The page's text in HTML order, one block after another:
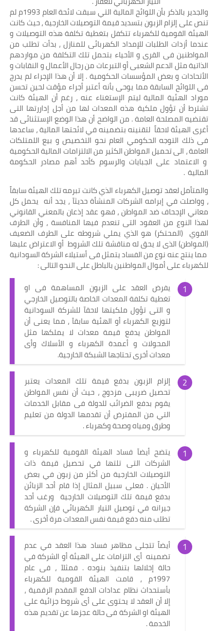
والجدير بالذكر بأن اللوائح المالية التي سبقت لائحة العام 1993م لم
تنص على إلزام الزبون بتسديد قيمة التوصيلات الخارجية ، حيث كانت
الهيئة القومية للكهرباء تتكفل بتغطية تكلفة هذه التوصيلات و
عندما أزدات الطلبات للإمداد الكهربائى للمنازل ، بدأت تطلب من
المواطنين فى القرى و الأحياء بتحمل تلك التكلفة من مواردهم
الذاتية مثل الدعم الشعبى أو التبرعات من رجال الأعمال و النقابات و
الأتحادات و بعض المؤسسات الحكومية . إلا أن هذا الإجراء لم يدرج
فى اللوائح السابقة مما يوحى بأنه أعتبر أجراء مؤقت لحين تحسن
موراد الهئية المالية ليتم الإستغناء عنه ، رغم أن الهيئة كانت
تشترط أن تؤول ملكية هذه المعدات لها من أجل إداررتها التى
تقتضيه المصلحة العامة . من الواضح أن هذا الوضع الإستثنائى قد
أغرى الهيئة لاحقاً لتقنينه بتضمينه في لائحتها المالية ، ساعدها
فى ذلك التوجه الحكومي العام نحو التخصيص و بيع اللمتلكات
العامة ، الى تحميل المواطن الكثير من الالتزامات المالية الحكومية
و الاعتماد على الجبايات والرسوم كأحد أهم مصادر الحكومة
المالية .
والمتأمل لعقد توصيل الكهرباء الذي كانت تبرمه تلك الهيئة سابقاً
، وواصلت في إبرامه الشركات المنشأة حديثآ ، يجد أنه يحمل كل
معاني الإجحاف ضد المواطن ، فهو عقد إذعان بالمعني القانوني
لهذا النوع من العقود التى تنعدم فيها المنافسة ، وأن الطرف
القوي (المحتكر) هو الذي يملي شروطه على الطرف الضعيف
(المواطن) الذى لا يحق له مناقشة تلك الشروط أو الاعتراض عليها
مما ينتج عنه نوع من الفساد يتمثل فى أستيلاء الشركة السودانية
للكهرباء على أموال المواطنين بالباطل على النحو التالى :
يفرض العقد على الزبون المساهمة فى او
تغطية تكلفة المعدات الخاصة بالتوصيل الخارجي
و التى تؤول ملكيتها لاحقآ للشركة السودانية
لتوزيع الكهرباء أو الهئية سابقآ ، مما يعنى أن
المواطن يدفع قيمة معدات لا يملكها مثل
المحولات و أعمدة الكهرباء و الأسلاك وأى
معدات أخرى تحتاجها الشبكة الخارجية.
إلزام الزبون بدفع قيمة تلك المعدات يعتبر
تحصيل ضريبى مزدوج ، حيث أن نفس المواطن
يقوم بدفع الضرائب للدولة فى مقابل الخدمات
التي من المفترض أن تقدمها الدولة من تعليم
وطرق ومياه وصحة وكهرباء .
يتضح أيضآ فساد الهيئة القومية للكهرباء و
الشركات التى تلتها في تحصيل قيمة ذات
التوصيلات الخارجية من أكثر من زبون في بعض
الأحيان . فعلى سبيل المثال إذا قام أحد الزبائن
بدفع قيمة تلك التوصيلات الخارجية ورغب أحد
جيرانه في توصيل التيار الكهربائي فإن الشركة
تطلب منه دفع قيمة نفس المعدات مرة أخرى .
أيضاً تتجلى مظاهر فساد هذا العقد في عدم
تضمينه أى التزامات على الهيئة أو الشركة في
حالة إخلالها بتنفيذ بنوده . فمثلآ ، فى عام
1997م ، قامت الهيئة القومية للكهرباء
بأستحداث نظام عدادات الدفع المقدم الرقمية ،
إلا أن العقد لا يحتوى على أى شروط جزائية على
الهيئة او الشركة فى حالة عجزها عن تقديم هذه
الخدمة .